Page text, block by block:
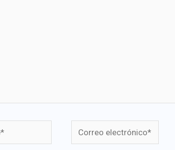
Correo
electrónico*